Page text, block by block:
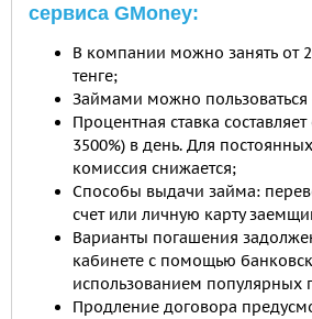
сервиса GMoney:
В компании можно занять от
тенге;
Займами можно пользоваться
Процентная ставка составляет
3500%) в день. Для
комиссия снижается;
Способы выдачи займа:
счет или личную карту
Варианты погашения
кабинете с помощью
использованием популярных
Продление договора